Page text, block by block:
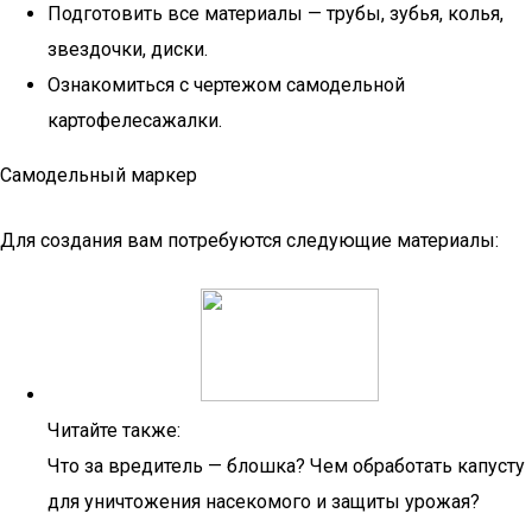
Подготовить все материалы — трубы, зубья, колья,
звездочки, диски.
Ознакомиться с чертежом самодельной
картофелесажалки.
Самодельный маркер
Для создания вам потребуются следующие материалы:
Читайте также:
Что за вредитель — блошка? Чем обработать капусту
для уничтожения насекомого и защиты урожая?